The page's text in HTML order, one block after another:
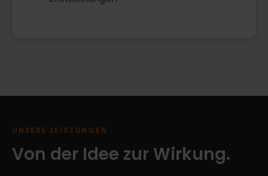
UNSERE LEISTUNGEN
Von der Idee zur Wirkung.